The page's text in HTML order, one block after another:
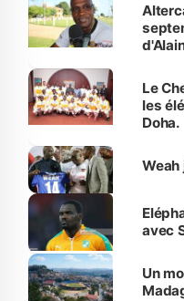
Le
les
Doha.
Weah
avec
Un